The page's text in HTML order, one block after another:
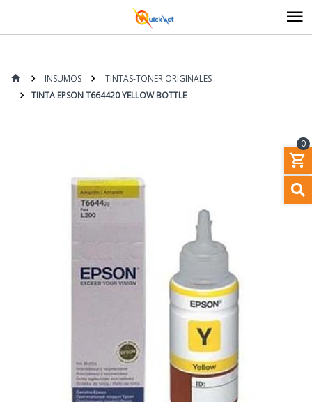
0
INSUMOS
TINTAS-TONER ORIGINALES
TINTA EPSON T664420 YELLOW BOTTLE